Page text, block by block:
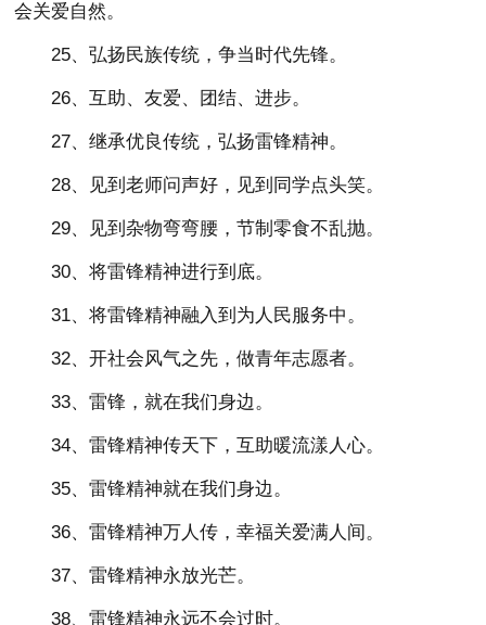
会关爱自然。
25、弘扬民族传统，争当时代先锋。
26、互助、友爱、团结、进步。
27、继承优良传统，弘扬雷锋精神。
28、见到老师问声好，见到同学点头笑。
29、见到杂物弯弯腰，节制零食不乱抛。
30、将雷锋精神进行到底。
31、将雷锋精神融入到为人民服务中。
32、开社会风气之先，做青年志愿者。
33、雷锋，就在我们身边。
34、雷锋精神传天下，互助暖流漾人心。
35、雷锋精神就在我们身边。
36、雷锋精神万人传，幸福关爱满人间。
37、雷锋精神永放光芒。
38、雷锋精神永远不会过时。